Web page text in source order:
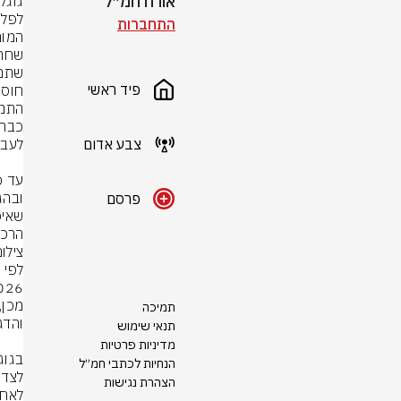
התחברות
פיד ראשי
צבע אדום
פרסם
תמיכה
תנאי שימוש
מדיניות פרטיות
הנחיות לכתבי חמ״ל
הצהרת נגישות